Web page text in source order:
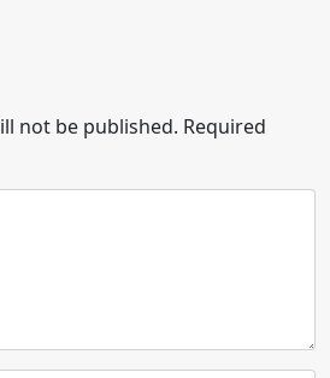
not be published. Required